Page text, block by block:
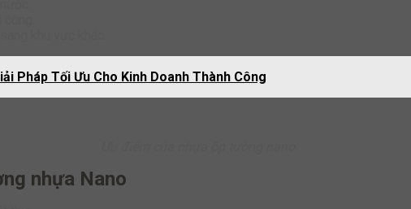
Pháp Tối Ưu Cho Kinh Doanh Thành Công
nhựa Nano